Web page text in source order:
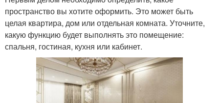
пространство вы хотите оформить. Это может быть
целая квартира, дом или отдельная комната. Уточните,
какую функцию будет выполнять это помещение:
спальня, гостиная, кухня или кабинет.